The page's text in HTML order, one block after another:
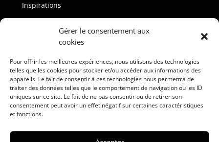
Gérer le consentement aux
cookies
Pour offrir les meilleures expériences, nous utilisons des technologies
telles que les cookies pour stocker et/ou accéder aux informations des
appareils. Le fait de consentir à ces technologies nous permettra de
traiter des données telles que le comportement de navigation ou les ID
uniques sur ce site. Le fait de ne pas consentir ou de retirer son
consentement peut avoir un effet négatif sur certaines caractéristiques
et fonctions.
Inspirations
CATEGORIES
Tables
Chaises